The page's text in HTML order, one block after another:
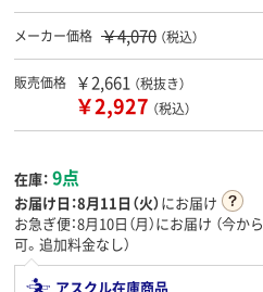
メーカー価格 ￥4,070 （税込）
販売価格 ￥2,661 （税抜き）
￥2,927 （税込）
在庫： 9点
お届け日：8月11日（火）にお届け
お急ぎ便：8月10日（月）にお届け （今から
可。追加料金なし）
アスクル在庫商品